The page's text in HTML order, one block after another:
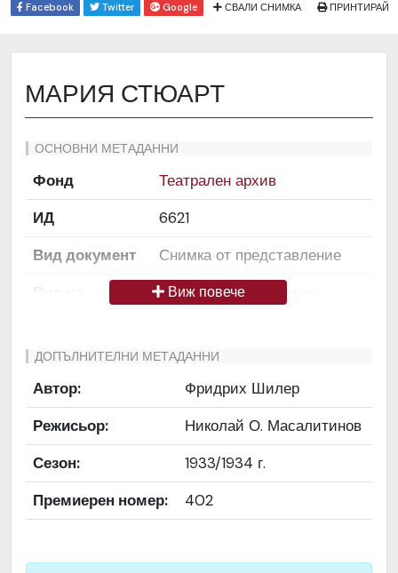
Facebook Twitter Google СВАЛИ СНИМКА ПРИНТИРАЙ
МАРИЯ СТЮАРТ
ОСНОВНИ МЕТАДАННИ
Фонд
Театрален архив
ИД
6621
Вид документ
Снимка от представление
Снимка / изображение
Език на
Български
Права за
ползване
Да се цитира източник:
„Художествен архив НТ
„Иван Вазов“
Предоставяща
страна
България
Виж повече
ДОПЪЛНИТЕЛНИ МЕТАДАННИ
Автор:
Фридрих Шилер
Режисьор:
Николай О. Масалитинов
Сезон:
1933/1934 г.
Премиерен номер:
402